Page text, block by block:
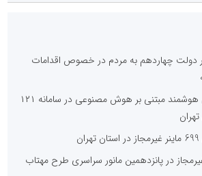
دولت چهاردهم به مردم در خصوص اقدامات
رونمایی از پاسخگویی هوشمند مبتنی بر هوش مصنوعی در سامانه ۱۲۱
۴۰۲ برق غیرمجاز در پانزدهمین مانور سراسری طرح مهتاب